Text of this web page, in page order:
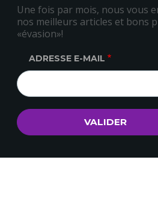
Une fois par mois, nous vous
nos meilleurs articles et bons
«évasion»!
ADRESSE E-MAIL